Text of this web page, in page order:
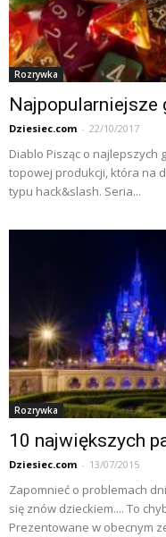
Rozrywka
Najpopularniejsze
Dziesiec.com - 22/10/2017
Diablo Pisząc o najlepszych
topowej produkcji, która na
typu hack&slash. Seria...
Rozrywka
10 największych
Dziesiec.com - 13/07/2015
Zapomnieć o problemach
się znów dzieckiem.... To
Prezentowane w obecnym